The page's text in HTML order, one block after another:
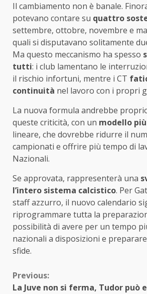
Il cambiamento non è banale.
potevano contare su quattro
settembre, ottobre, novembre e
quali si disputavano solitamente
Ma questo meccanismo ha spesso
tutti: i club lamentano le
il rischio infortuni, mentre i CT
continuità nel lavoro con i propri
La nuova formula andrebbe
queste criticità, con un modello
lineare, che dovrebbe ridurre il
campionati e offrire più tempo di
Nazionali.
Se approvata, rappresenterà una
l’intero sistema calcistico. Per
staff azzurro, il nuovo calendario
riprogrammare tutta la
possibilità di avere per un tempo
nazionali a disposizioni e
sfide.
Continue
Previous:
La Juve non si ferma, Tudor può